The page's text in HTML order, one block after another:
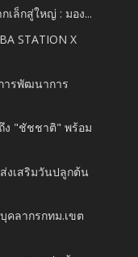
เล็กสู่ใหญ่ : มอง...
STATION X
ารพัฒนาการ
ง "ชัชชาติ" พร้อม
งเสริมวันปลูกต้น
คลากรกทม.เขต